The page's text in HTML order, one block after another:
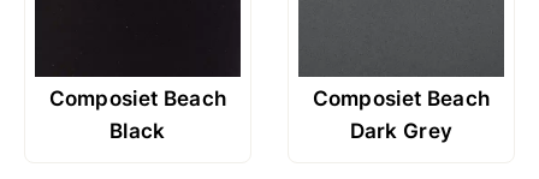
Composiet Beach
Black
Composiet Beach
Dark Grey